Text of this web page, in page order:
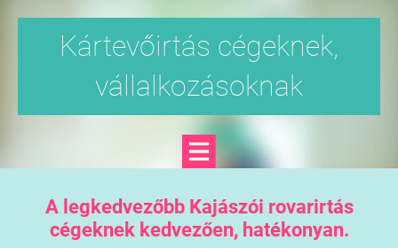
Kártevőirtás cégeknek,
vállalkozásoknak
A legkedvezőbb Kajászói rovarirtás
cégeknek kedvezően, hatékonyan.